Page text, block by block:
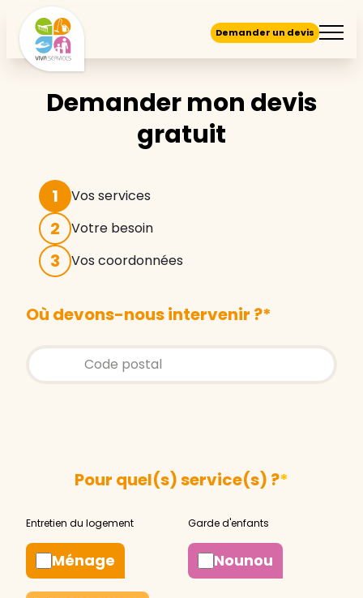
Demander un devis
Demander mon devis
gratuit
1 Vos services
2 Votre besoin
3 Vos coordonnées
Où devons-nous intervenir ?*
Store locator global - Autocompletion
Rechercher
Pour quel(s) service(s) ?*
Ménage Nounou